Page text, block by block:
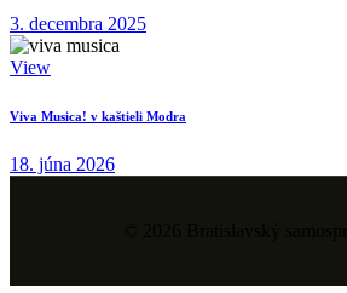
3. decembra 2025
View
Viva Musica! v kaštieli Modra
18. júna 2026